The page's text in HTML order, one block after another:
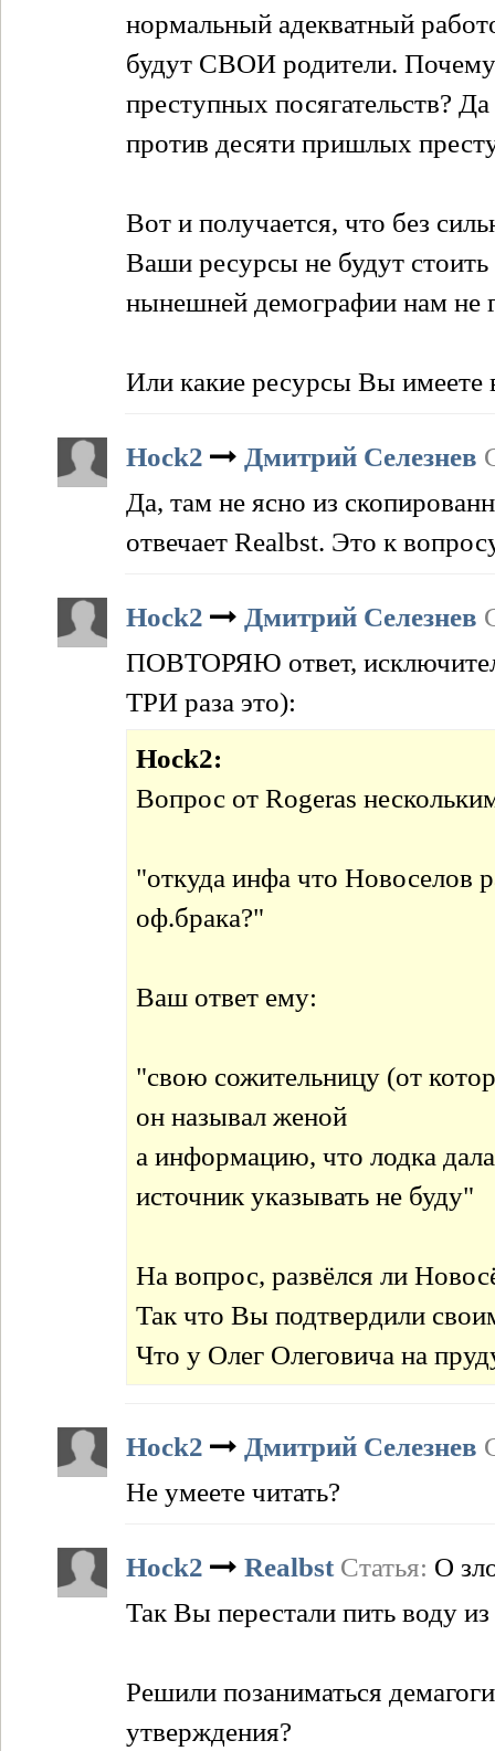
нормальный адекватный
будут СВОИ родители.
преступных посягательств?
против десяти пришлых
Вот и получается, что без
Ваши ресурсы не будут
нынешней демографии нам не
Или какие ресурсы Вы имеете
Hock2 Дмитрий Селезнев
Да, там не ясно из
отвечает Realbst. Это к
Hock2 Дмитрий Селезнев
ПОВТОРЯЮ ответ,
ТРИ раза это):
Hock2:
Вопрос от Rogeras
"откуда инфа что Новоселов
оф.брака?"
Ваш ответ ему:
"свою сожительницу (от
он называл женой
а информацию, что лодка
источник указывать не буду"
На вопрос, развёлся ли
Так что Вы подтвердили
Что у Олег Олеговича на
Hock2 Дмитрий Селезнев
Не умеете читать?
Hock2 Realbst Статья: О
Так Вы перестали пить воду
Решили позаниматься
утверждения?